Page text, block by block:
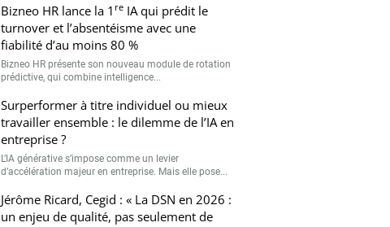
Bizneo HR lance la 1 reIA qui prédit le
turnover et l’absentéisme avec une
fiabilité d’au moins 80 %
Bizneo HR présente son nouveau module de rotation
prédictive, qui combine intelligence...
Surperformer à titre individuel ou mieux
travailler ensemble : le dilemme de l’IA en
entreprise ?
L’IA générative s’impose comme un levier
d’accélération majeur en entreprise. Mais elle pose...
Jérôme Ricard, Cegid : « La DSN en 2026 :
un enjeu de qualité, pas seulement de